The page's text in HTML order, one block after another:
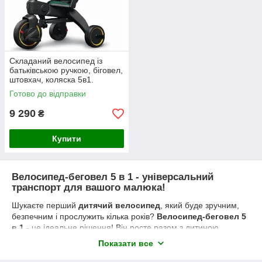
Складаний велосипед із
батьківською ручкою, біговел,
штовхач, коляска 5в1.
Смарагд
Готово до відправки
9 290 ₴
Купити
Велосипед-беговел 5 в 1 - універсальний
транспорт для вашого малюка!
Шукаєте перший дитячий велосипед , який буде зручним,
безпечним і прослужить кілька років? Велосипед-беговел 5
в 1 - це ідеальне рішення! Він росте разом з дитиною,
адаптуючись до її віку і навичок, а значить, стане улюбленим
Показати все